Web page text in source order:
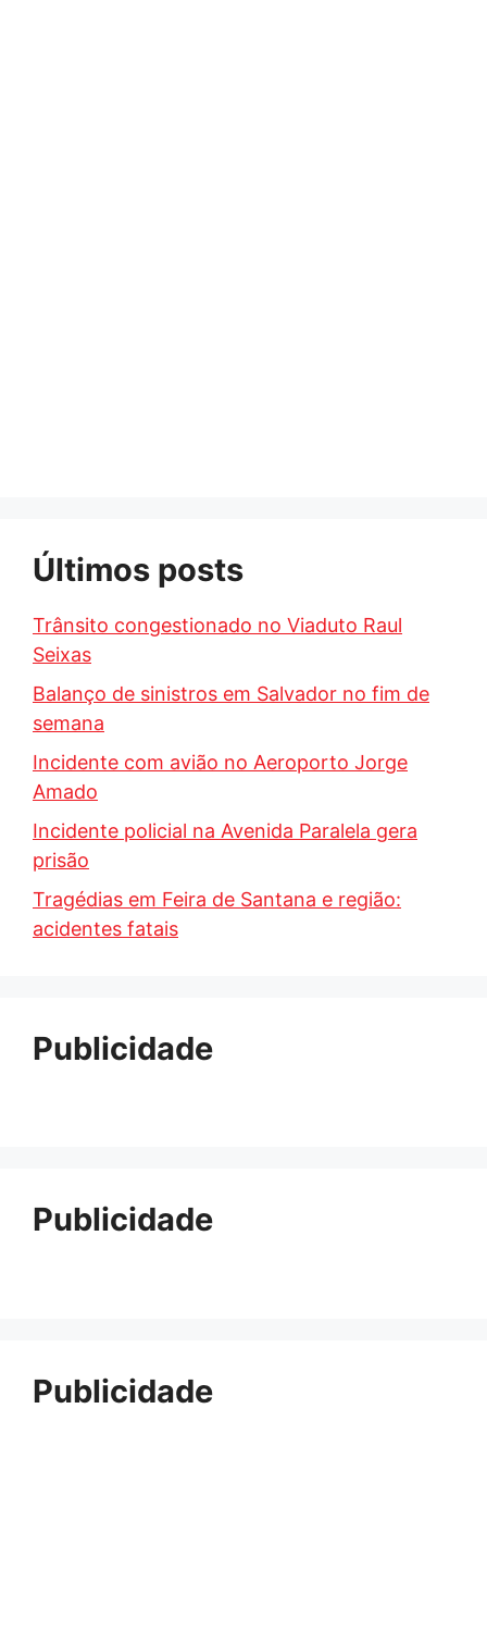
Últimos posts
Trânsito congestionado no Viaduto Raul
Seixas
Balanço de sinistros em Salvador no fim de
semana
Incidente com avião no Aeroporto Jorge
Amado
Incidente policial na Avenida Paralela gera
prisão
Tragédias em Feira de Santana e região:
acidentes fatais
Publicidade
Publicidade
Publicidade